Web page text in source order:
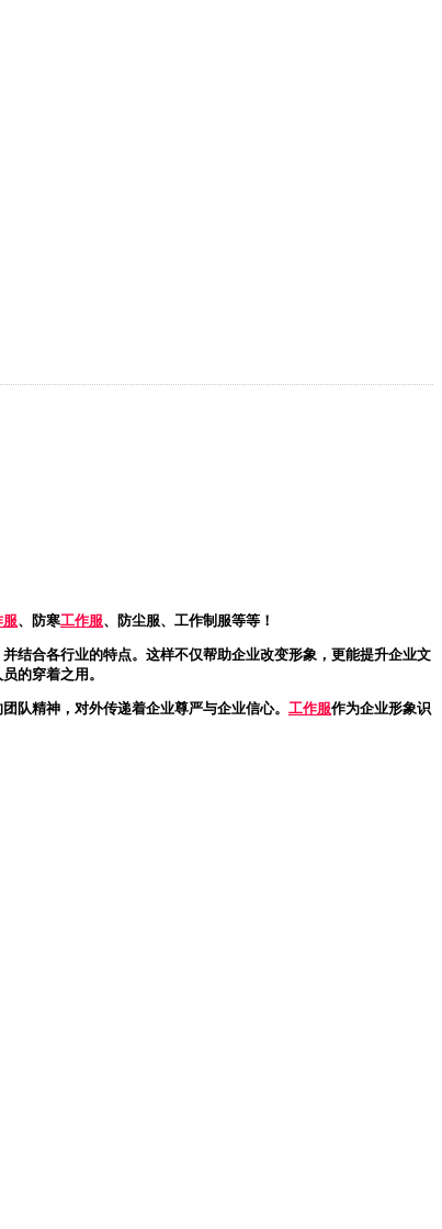
服、防寒工作服、防尘服、工作制服等等！
结合各行业的特点。这样不仅帮助企业改变形象，更能提升企业文
的穿着之用。
队精神，对外传递着企业尊严与企业信心。 工作服作为企业形象识